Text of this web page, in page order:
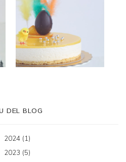
DEL BLOG
2024 (1)
2023 (5)